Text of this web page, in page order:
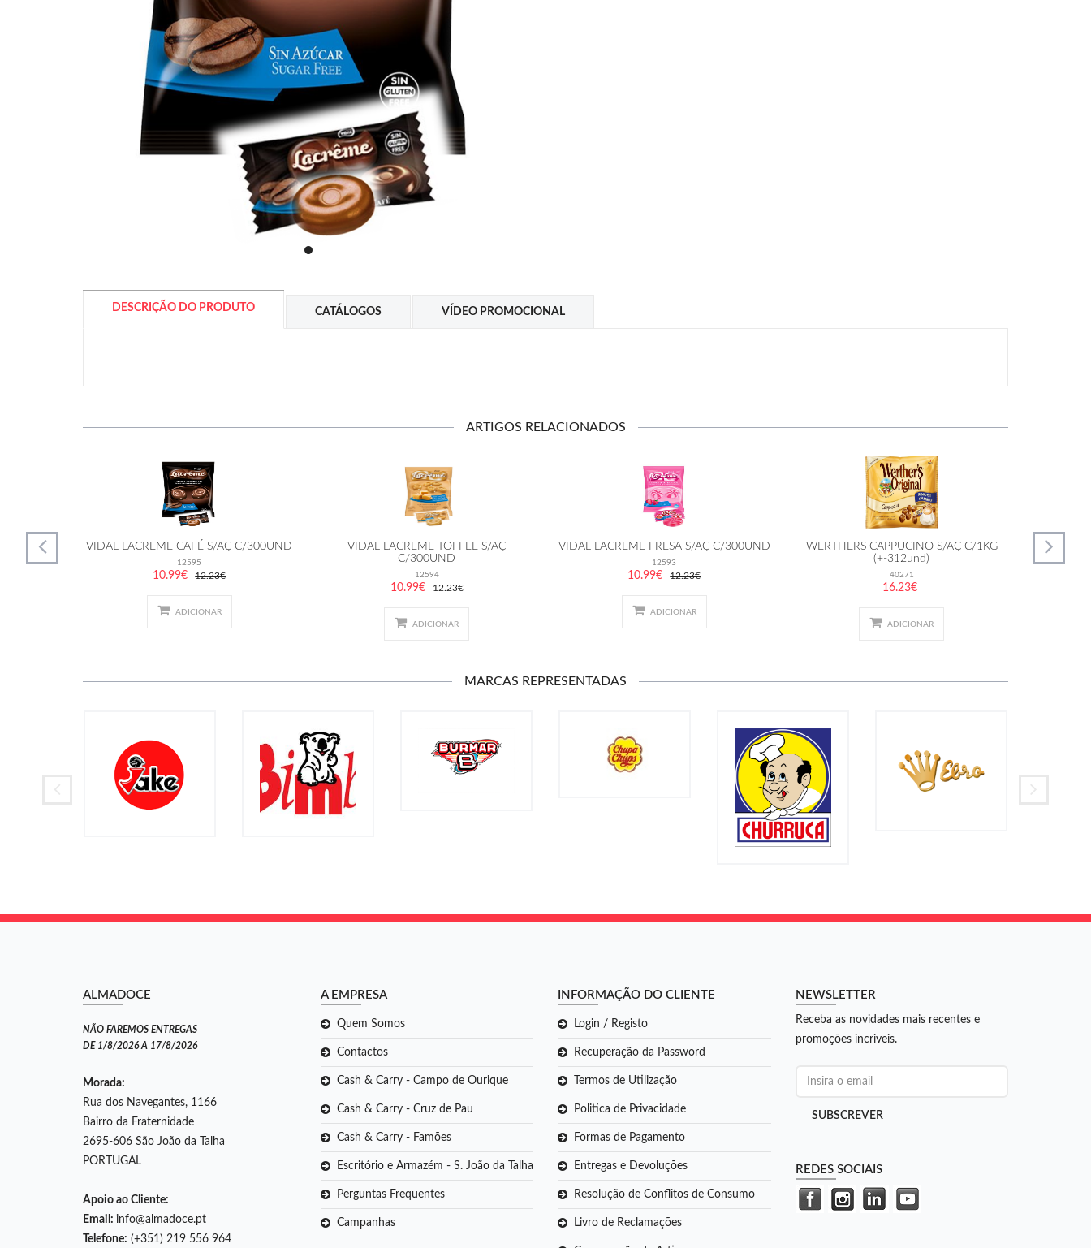
DESCRIÇÃO DO PRODUTO CATÁLOGOS VÍDEO PROMOCIONAL
ARTIGOS RELACIONADOS
FRUTA
VIDAL LACREME CAFÉ S/AÇ C/300UND
12595
10.99€ 12.23€
ADICIONAR
VIDAL LACREME TOFFEE S/AÇ
C/300UND
12594
10.99€ 12.23€
ADICIONAR
VIDAL LACREME FRESA S/AÇ C/300UND
12593
10.99€ 12.23€
ADICIONAR
WERTHERS CAPPUCINO S/AÇ C/1KG
(+-312und)
40271
16.23€
ADICIONAR
MARCAS REPRESENTADAS
ALMADOCE
NÃO FAREMOS ENTREGAS
DE 1/8/2026 A 17/8/2026
Morada:
Rua dos Navegantes, 1166
Bairro da Fraternidade
2695-606 São João da Talha
PORTUGAL
Apoio ao Cliente:
Email: info@almadoce.pt
Telefone: (+351) 219 556 964
A EMPRESA
Quem Somos
Contactos
Cash & Carry - Campo de Ourique
Cash & Carry - Cruz de Pau
Cash & Carry - Famões
Escritório e Armazém - S. João da Talha
Perguntas Frequentes
Campanhas
INFORMAÇÃO DO CLIENTE
Login / Registo
Recuperação da Password
Termos de Utilização
Politica de Privacidade
Formas de Pagamento
Entregas e Devoluções
Resolução de Conflitos de Consumo
Livro de Reclamações
NEWSLETTER
Receba as novidades mais recentes e
promoções incriveis.
SUBSCREVER
REDES SOCIAIS